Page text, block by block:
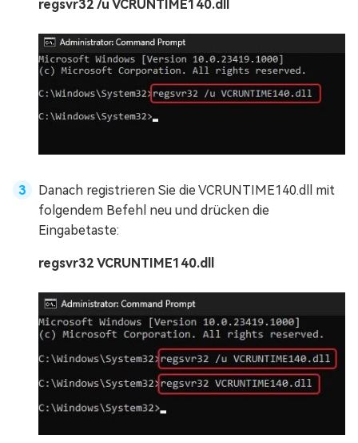
regsvr32 /u VCRUNTIME140.dll
Danach registrieren Sie die VCRUNTIME140.dll mit
folgendem Befehl neu und drücken die
Eingabetaste:
regsvr32 VCRUNTIME140.dll